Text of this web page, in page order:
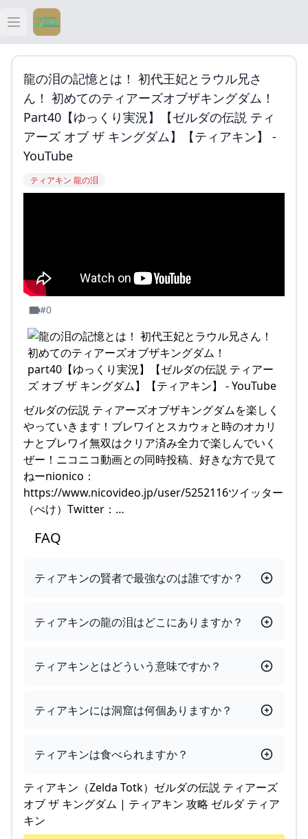
Open main menu
ティアキン
ティアキン 祠
ティアキン 武器
龍の泪の記憶とは！ 初代王妃とラウル兄さ
ん！ 初めてのティアーズオブザキングダム！
Part40【ゆっくり実況】【ゼルダの伝説 ティ
アーズ オブ ザ キングダム】【ティアキン】 -
YouTube
ティアキン 龍の泪
#0
ゼルダの伝説 ティアーズオブザキングダムを楽しく
やっていきます！ブレワイとスカウォと時のオカリ
ナとブレワイ無双はクリア済み全力で楽しんでいく
ぜー！ニコニコ動画との同時投稿、好きな方で見て
ねーnionico：
https://www.nicovideo.jp/user/5252116ツイッター
（ぺけ）Twitter：…
FAQ
ティアキンの賢者で最強なのは誰ですか？
ティアキンの龍の泪はどこにありますか？
ティアキンとはどういう意味ですか？
ティアキンには洞窟は何個ありますか？
ティアキンは食べられますか？
ティアキン（Zelda Totk）ゼルダの伝説 ティアーズ
オブ ザ キングダム | ティアキン 攻略 ゼルダ ティア
キン